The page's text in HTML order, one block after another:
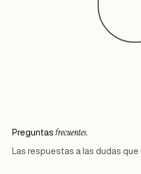
Preguntas frecuentes.
Las respuestas a las dudas que